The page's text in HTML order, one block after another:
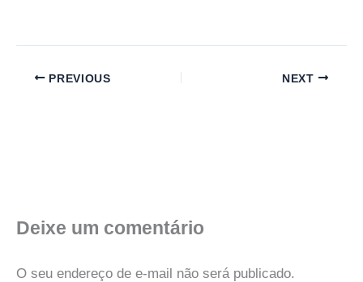
PREVIOUS NEXT
Deixe um comentário
O seu endereço de e-mail não será publicado.